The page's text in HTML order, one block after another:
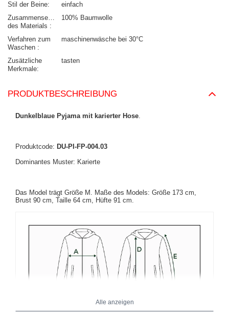
Stil der Beine
einfach
Zusammensetzung
des Materials
100% Baumwolle
Verfahren zum
Waschen
maschinenwäsche bei 30°C
Zusätzliche
Merkmale
tasten
PRODUKTBESCHREIBUNG
Dunkelblaue Pyjama mit karierter Hose
Produktcode: DU-PI-FP-004.03
Dominantes Muster: Karierte
Das Model trägt Größe M. Maße des Models: Größe 173 cm,
Brust 90 cm, Taille 64 cm, Hüfte 91 cm.
Alle anzeigen